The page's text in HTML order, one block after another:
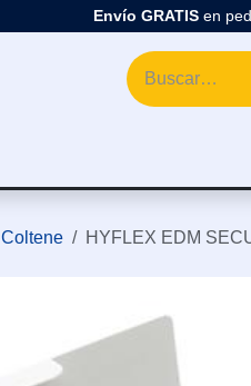
Envío GRATIS en
Coltene HYFLEX EDM